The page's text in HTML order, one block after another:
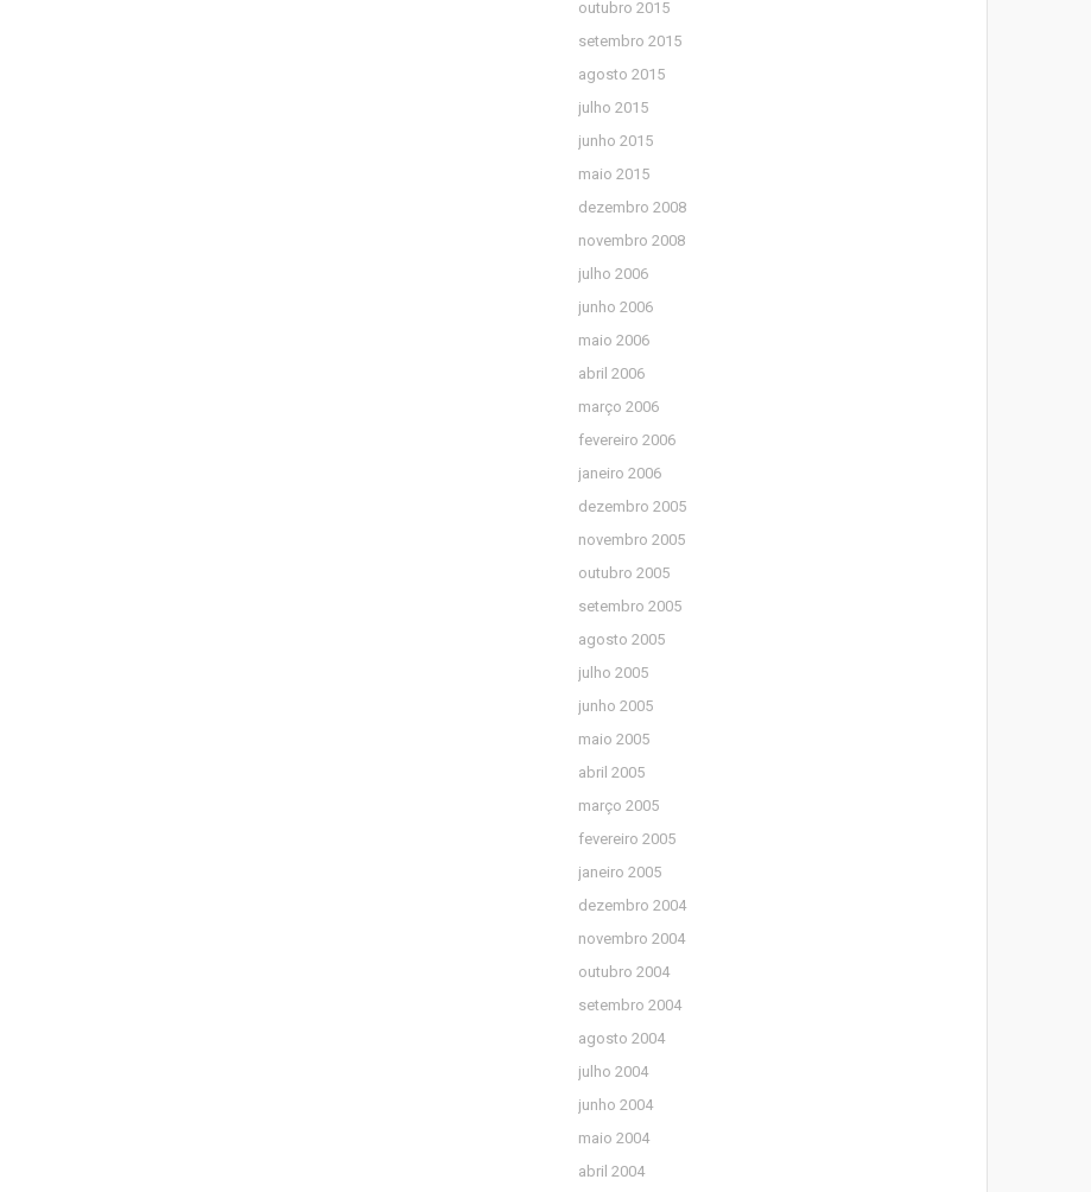
outubro 2015
setembro 2015
agosto 2015
julho 2015
junho 2015
maio 2015
dezembro 2008
novembro 2008
julho 2006
junho 2006
maio 2006
abril 2006
março 2006
fevereiro 2006
janeiro 2006
dezembro 2005
novembro 2005
outubro 2005
setembro 2005
agosto 2005
julho 2005
junho 2005
maio 2005
abril 2005
março 2005
fevereiro 2005
janeiro 2005
dezembro 2004
novembro 2004
outubro 2004
setembro 2004
agosto 2004
julho 2004
junho 2004
maio 2004
abril 2004